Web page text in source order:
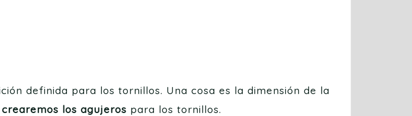
definida para los tornillos. Una cosa es la dimensión de la
los agujeros para los tornillos.